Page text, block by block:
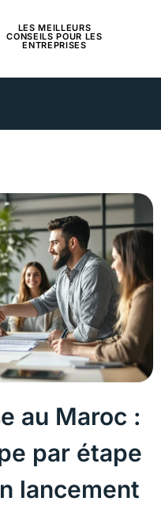
LES MEILLEURS
CONSEILS POUR LES
ENTREPRISES
au Maroc :
par étape
lancement